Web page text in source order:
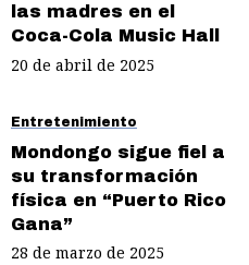
las madres en el
Coca-Cola Music Hall
20 de abril de 2025
Entretenimiento
Mondongo sigue fiel a
su transformación
física en “Puerto Rico
Gana”
28 de marzo de 2025